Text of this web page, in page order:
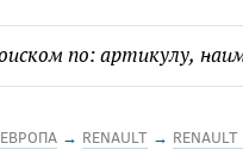
ЕВРОПА → RENAULT →